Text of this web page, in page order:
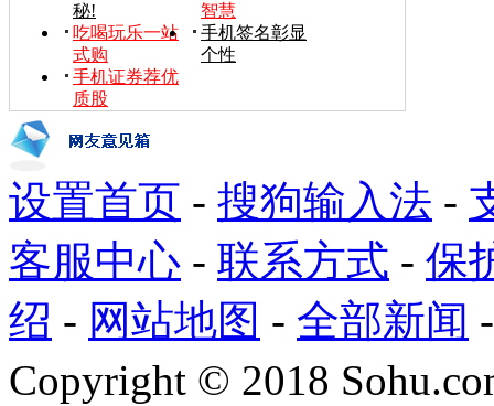
秘!
智慧
吃喝玩乐一站
式购
手机签名彰显
个性
手机证券荐优
质股
设置首页 - 搜狗输入法 -
客服中心 - 联系方式 - 保
绍 - 网站地图 - 全部新闻
Copyright © 2018